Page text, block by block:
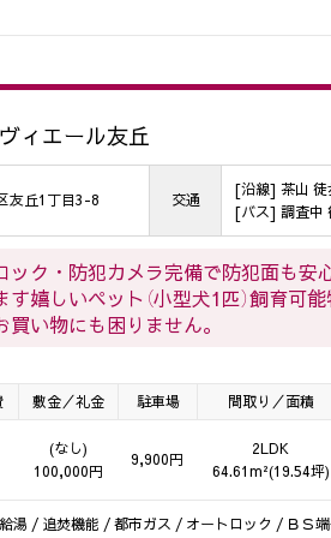
ィエール友丘
友丘1丁目3-8 交通
[沿線] 茶山 徒
[バス] 調査中
ック・防犯カメラ完備で防犯面も安
す嬉しいペット（小型犬1匹）飼育可
買い物にも困りません。
敷金／礼金 駐車場 間取り／面積
(なし)
100,000円
9,900円
2LDK
64.61m²(19.54坪)
湯 / 追焚機能 / 都市ガス / オートロック / ＢＳ